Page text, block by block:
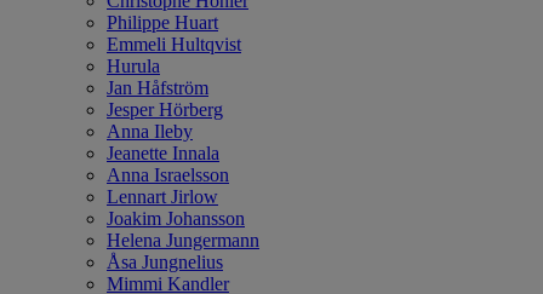
Philippe Huart
Emmeli Hultqvist
Hurula
Jan Håfström
Jesper Hörberg
Anna Ileby
Jeanette Innala
Anna Israelsson
Lennart Jirlow
Joakim Johansson
Helena Jungermann
Åsa Jungnelius
Mimmi Kandler